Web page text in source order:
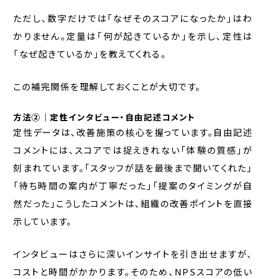
ただし、数字だけでは「なぜそのスコアになったか」はわ
かりません。定量は「何が起きているか」を示し、定性は
「なぜ起きているか」を教えてくれる。
この補完関係を理解しておくことが大切です。
方法②｜定性インタビュー・自由記述コメント
定性データは、改善施策の核心を握っています。自由記述
コメントには、スコアでは捉えきれない「体験の質感」が
刻まれています。「スタッフが話を最後まで聞いてくれた」
「待ち時間の案内が丁寧だった」「提案のタイミングが自
然だった」こうしたコメントは、組織の改善ポイントを直接
示しています。
インタビューはさらに深いインサイトを引き出せますが、
コストと時間がかかります。そのため、NPSスコアの低い